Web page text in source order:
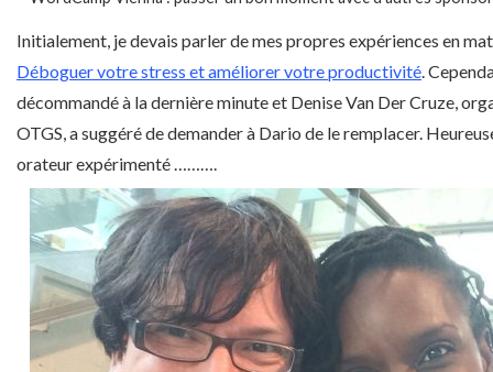
Initialement, je devais parler de mes propres expériences en
Déboguer votre stress et améliorer votre productivité.
décommandé à la dernière minute et Denise Van Der Cruze,
OTGS, a suggéré de demander à Dario de le remplacer.
orateur expérimenté ……….